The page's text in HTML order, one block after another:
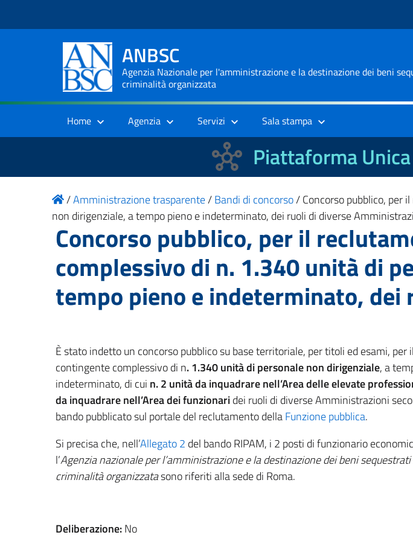
ANBSC
Agenzia Nazionale per l'amministrazione e la destinazione dei beni
criminalità organizzata
Home Agenzia Servizi Sala stampa
Piattaforma
/Amministrazione trasparente/Bandi di concorso/Concorso pubblico, per
non dirigenziale, a tempo pieno e indeterminato, dei ruoli di diverse
Concorso pubblico, per il
complessivo di n. 1.340 unità di
tempo pieno e indeterminato,
È stato indetto un concorso pubblico su base territoriale, per titoli ed esami, per
contingente complessivo di n. 1.340 unità di personale non dirigenziale, a
indeterminato, di cui n. 2 unità da inquadrare nell’Area delle elevate
da inquadrare nell’Area dei funzionaridei ruoli di diverse Amministrazioni
bando pubblicato sul portale del reclutamento dellaFunzione pubblica.
Si precisa che, nell’Allegato 2 del bando RIPAM, i 2 posti di funzionario
l’Agenzia nazionale per l’amministrazione e la destinazione dei beni
criminalità organizzatasono riferiti alla sede di Roma.
Deliberazione:No